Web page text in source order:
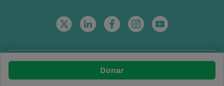
Donar
© Copyright 2026